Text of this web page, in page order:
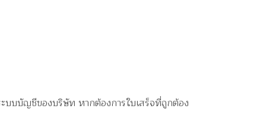
ะบบบัญชีของบริษัท หากต้องการใบเสร็จที่ถูกต้อง